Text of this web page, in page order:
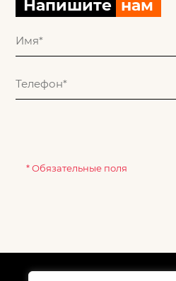
Напишите нам
* Обязательные поля